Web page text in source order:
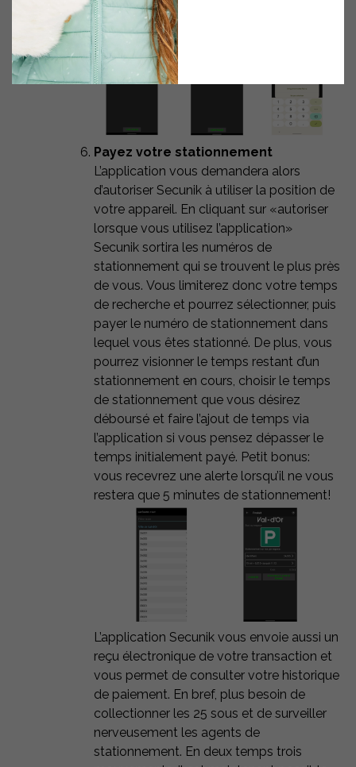
demandées.
Payez votre stationnement
L’application vous demandera alors
d’autoriser Secunik à utiliser la position de
votre appareil. En cliquant sur «autoriser
lorsque vous utilisez l’application»
Secunik sortira les numéros de
stationnement qui se trouvent le plus près
de vous. Vous limiterez donc votre temps
de recherche et pourrez sélectionner, puis
payer le numéro de stationnement dans
lequel vous êtes stationné. De plus, vous
pourrez visionner le temps restant d’un
stationnement en cours, choisir le temps
de stationnement que vous désirez
déboursé et faire l’ajout de temps via
l’application si vous pensez dépasser le
temps initialement payé. Petit bonus:
vous recevrez une alerte lorsqu’il ne vous
restera que 5 minutes de stationnement!
L’application Secunik vous envoie aussi un
reçu électronique de votre transaction et
vous permet de consulter votre historique
de paiement. En bref, plus besoin de
collectionner les 25 sous et de surveiller
nerveusement les agents de
stationnement. En deux temps trois